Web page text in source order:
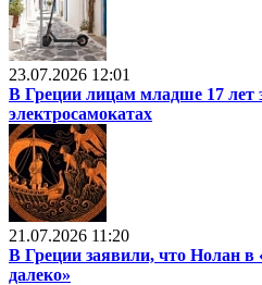
23.07.2026 12:01
В Греции лицам младше 17 лет
электросамокатах
21.07.2026 11:20
В Греции заявили, что Нолан
далеко»